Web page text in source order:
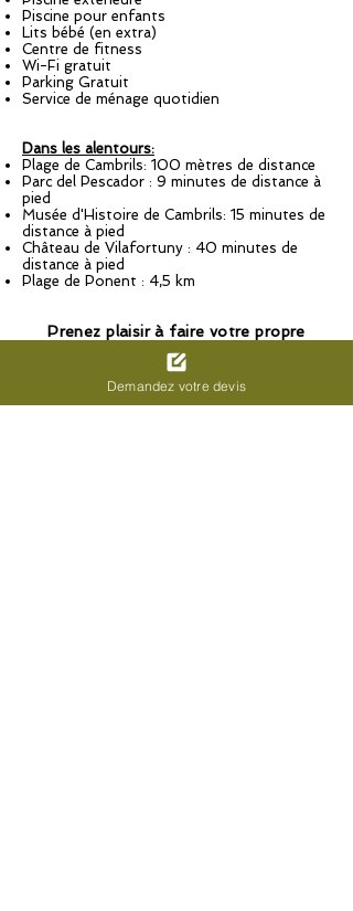
Piscine pour enfants
Lits bébé (en extra)
Centre de fitness
Wi-Fi gratuit
Parking Gratuit
Service de ménage quotidien
Dans les alentours:
Plage de Cambrils: 100 mètres de distance
Parc del Pescador : 9 minutes de distance à
pied
Musée d'Histoire de Cambrils: 15 minutes de
distance à pied
Château de Vilafortuny : 40 minutes de
distance à pied
Plage de Ponent : 4,5 km
Prenez plaisir à faire votre propre
package sur mesure !
Personnalisez votre séjour avec les
hôtels et les golfs de vos choix
Demandez votre devis 100% à la
Demandez votre devis